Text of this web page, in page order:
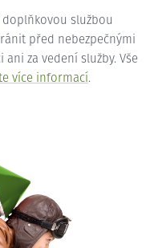
službou
před nebezpečnými
za vedení služby. Vše
více informací.